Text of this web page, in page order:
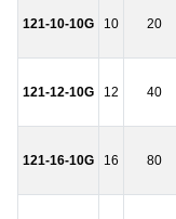
121-10-10G 10 20
121-12-10G 12 40
121-16-10G 16 80